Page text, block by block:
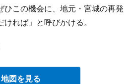
ひこの機会に、地元・宮城の再発
れば」と呼びかける。
地図を見る